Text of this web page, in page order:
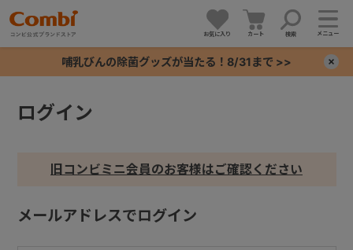
お気に入り カート 検索 メニュー
哺乳びんの除菌グッズが当たる！8/31まで >>
ログイン
旧コンビミニ会員のお客様はご確認ください
メールアドレスでログイン